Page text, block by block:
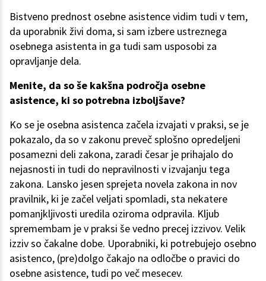
Bistveno prednost osebne asistence vidim tudi v tem,
da uporabnik živi doma, si sam izbere ustreznega
osebnega asistenta in ga tudi sam usposobi za
opravljanje dela.
Menite, da so še kakšna področja osebne
asistence, ki so potrebna izboljšave?
Ko se je osebna asistenca začela izvajati v praksi, se je
pokazalo, da so v zakonu preveč splošno opredeljeni
posamezni deli zakona, zaradi česar je prihajalo do
nejasnosti in tudi do nepravilnosti v izvajanju tega
zakona. Lansko jesen sprejeta novela zakona in nov
pravilnik, ki je začel veljati spomladi, sta nekatere
pomanjkljivosti uredila oziroma odpravila. Kljub
spremembam je v praksi še vedno precej izzivov. Velik
izziv so čakalne dobe. Uporabniki, ki potrebujejo osebno
asistenco, (pre)dolgo čakajo na odločbe o pravici do
osebne asistence, tudi po več mesecev.